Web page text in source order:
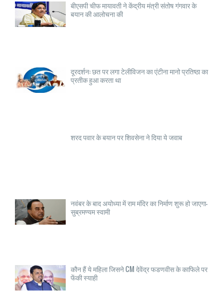
बीएसपी चीफ मायावती ने केंद्रीय मंत्री संतोष गंगवार के
बयान की आलोचना की
दूरदर्शन: छत पर लगा टेलीविजन का एंटीना मानो प्रतिष्ठा का
प्रतीक हुआ करता था
शरद पवार के बयान पर शिवसेना ने दिया ये जवाब
नवंबर के बाद अयोध्या में राम मंदिर का निर्माण शुरू हो जाएगा-
सुब्रमण्यम स्वामी
कौन हैं ये महिला जिसने CM देवेंद्र फडणवीस के काफिले पर
फेंकी स्याही